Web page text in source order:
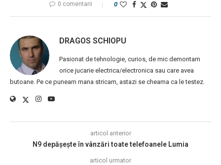
0 comentarii 0
DRAGOS SCHIOPU
Pasionat de tehnologie, curios, de mic demontam
orice jucarie electrica/electronica sau care avea
butoane. Pe ce puneam mana stricam, astazi se cheama ca le testez.
articol anterior
N9 depășește în vânzări toate telefoanele Lumia
articol urmator